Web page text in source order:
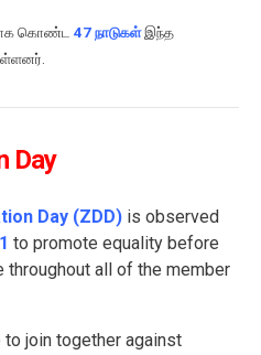
கொண்ட 47 நாடுகள்இந்த
Day
Day (ZDD) is observed
to promote equality before
throughout all of the member
join together against